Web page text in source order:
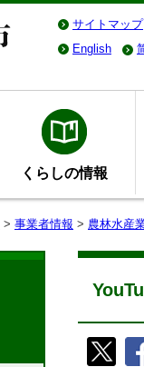
サイトマップ
English
くらしの情報
> 事業者情報 > 農林水産